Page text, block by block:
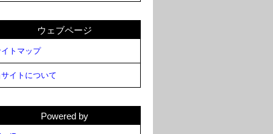
ウェブページ
トマップ
イトについて
Powered by